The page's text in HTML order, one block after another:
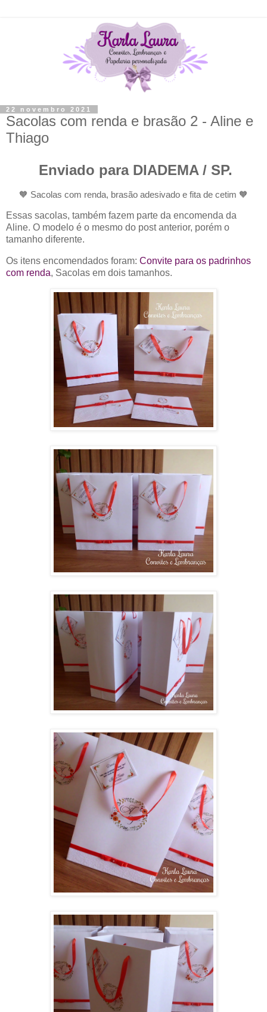
22 novembro 2021
Sacolas com renda e brasão 2 - Aline e
Thiago
Enviado para DIADEMA / SP.
🧡 Sacolas com renda, brasão adesivado e fita de cetim 🧡
Essas sacolas, também fazem parte da encomenda da
Aline. O modelo é o mesmo do post anterior, porém o
tamanho diferente.
Os itens encomendados foram: Convite para os padrinhos
com renda, Sacolas em dois tamanhos.